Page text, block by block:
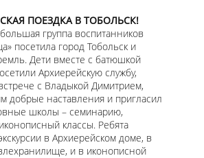
ПОЕЗДКА В ТОБОЛЬСК!
группа воспитанников
посетила город Тобольск и
Дети вместе с батюшкой
Архиерейскую службу,
с Владыкой Димитрием,
добрые наставления и пригласил
школы – семинарию,
классы. Ребята
в Архиерейском доме, в
и в иконописной